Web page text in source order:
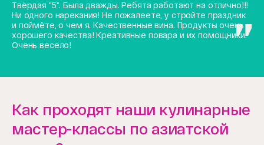
Твёрдая "5". Была дважды. Ребята работают на отлично!!!
Ни одного нарекания! Не пожалеете, у стройте праздник
и поймёте, о чем я. Качественные вина. Продукты очень
хорошего качества! Креативные повара и их помощники.
Очень весело!
Как проходят наши кулинарные
мастер-классы по азиатской